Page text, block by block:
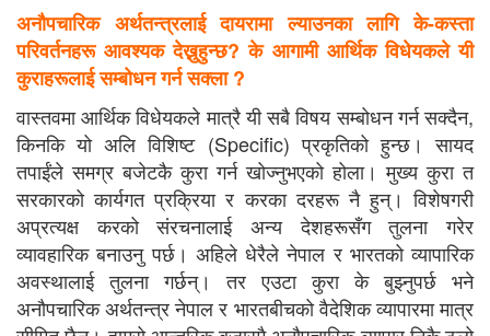
अनौपचारिक अर्थतन्त्रलाई दायरामा ल्याउनका लागि के-कस्ता
परिवर्तनहरू आवश्यक देख्नुहुन्छ? के आगामी आर्थिक विधेयकले यी
कुराहरूलाई सम्बोधन गर्न सक्ला ?
वास्तवमा आर्थिक विधेयकले मात्रै यी सबै विषय सम्बोधन गर्न सक्दैन,
किनकि यो अलि विशिष्ट (Specific) प्रकृतिको हुन्छ। सायद
तपाईंले समग्र बजेटकै कुरा गर्न खोज्नुभएको होला। मुख्य कुरा त
सरकारको कार्यगत प्रक्रिया र करका दरहरू नै हुन्। विशेषगरी
अप्रत्यक्ष करको संरचनालाई अन्य देशहरूसँग तुलना गरेर
व्यावहारिक बनाउनु पर्छ। अहिले धेरैले नेपाल र भारतको व्यापारिक
अवस्थालाई तुलना गर्छन्। तर एउटा कुरा के बुझ्नुपर्छ भने
अनौपचारिक अर्थतन्त्र नेपाल र भारतबीचको वैदेशिक व्यापारमा मात्र